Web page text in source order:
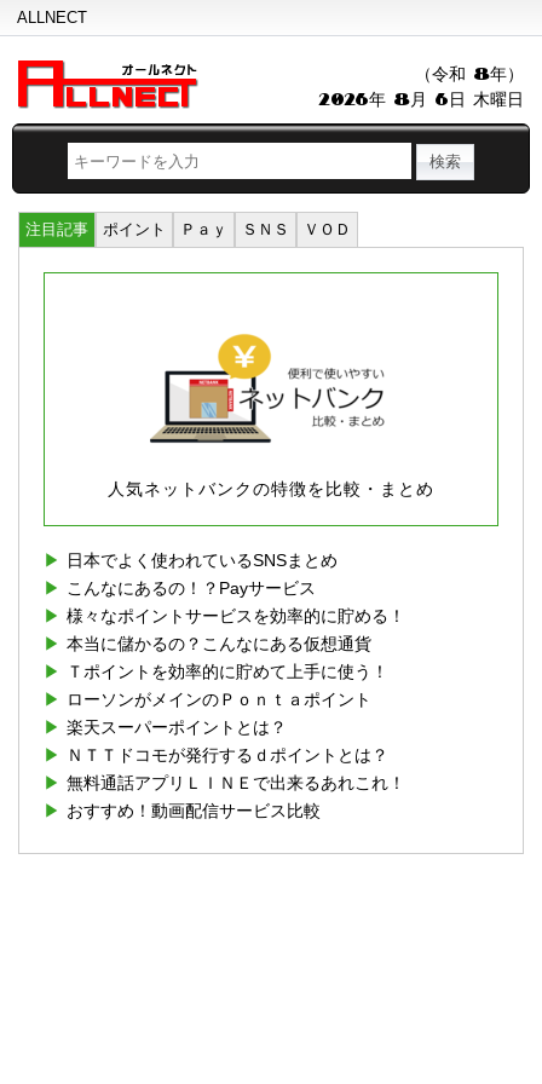
ALLNECT
（令和 8年）
2026年 8月 6日 木曜日
注目記事 ポイント Ｐａｙ ＳＮＳ ＶＯＤ
人気ネットバンクの特徴を比較・まとめ
日本でよく使われているSNSまとめ
こんなにあるの！？Payサービス
様々なポイントサービスを効率的に貯める！
本当に儲かるの？こんなにある仮想通貨
Ｔポイントを効率的に貯めて上手に使う！
ローソンがメインのＰｏｎｔａポイント
楽天スーパーポイントとは？
ＮＴＴドコモが発行するｄポイントとは？
無料通話アプリＬＩＮＥで出来るあれこれ！
おすすめ！動画配信サービス比較